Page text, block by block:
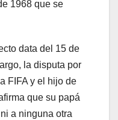
1968 que se
data del 15 de
la disputa por
FIFA y el hijo de
que su papá
a ninguna otra